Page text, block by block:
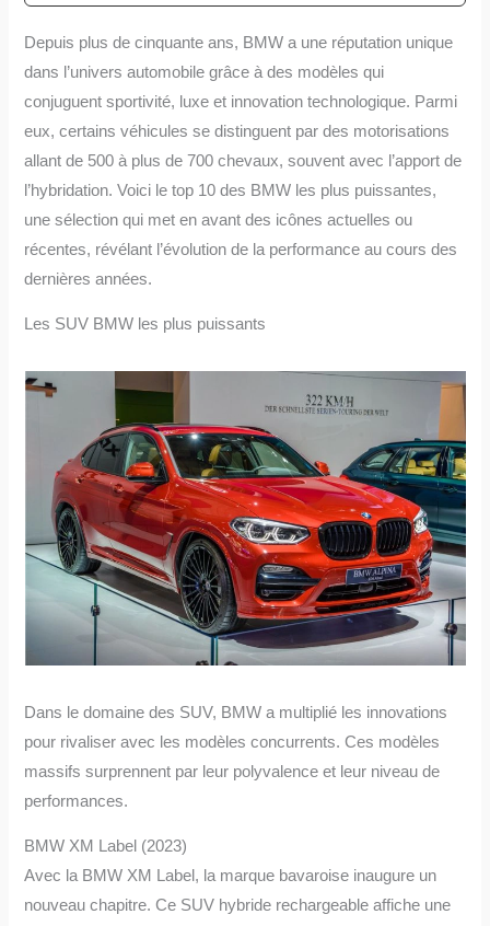
Depuis plus de cinquante ans, BMW a une réputation unique
dans l’univers automobile grâce à des modèles qui
conjuguent sportivité, luxe et innovation technologique. Parmi
eux, certains véhicules se distinguent par des motorisations
allant de 500 à plus de 700 chevaux, souvent avec l’apport de
l’hybridation. Voici le top 10 des BMW les plus puissantes,
une sélection qui met en avant des icônes actuelles ou
récentes, révélant l’évolution de la performance au cours des
dernières années.
Les SUV BMW les plus puissants
Dans le domaine des SUV, BMW a multiplié les innovations
pour rivaliser avec les modèles concurrents. Ces modèles
massifs surprennent par leur polyvalence et leur niveau de
performances.
BMW XM Label (2023)
Avec la BMW XM Label, la marque bavaroise inaugure un
nouveau chapitre. Ce SUV hybride rechargeable affiche une